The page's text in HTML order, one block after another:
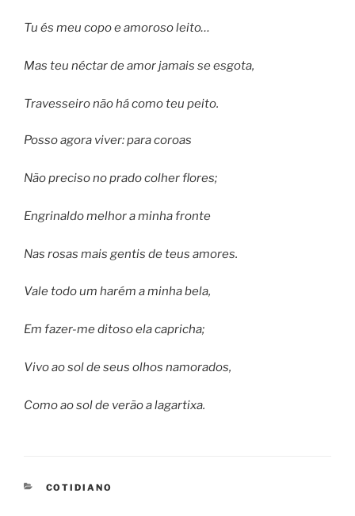
Tu és meu copo e amoroso leito…
Mas teu néctar de amor jamais se esgota,
Travesseiro não há como teu peito.
Posso agora viver: para coroas
Não preciso no prado colher flores;
Engrinaldo melhor a minha fronte
Nas rosas mais gentis de teus amores.
Vale todo um harém a minha bela,
Em fazer-me ditoso ela capricha;
Vivo ao sol de seus olhos namorados,
Como ao sol de verão a lagartixa.
CATEGORIES
COTIDIANO